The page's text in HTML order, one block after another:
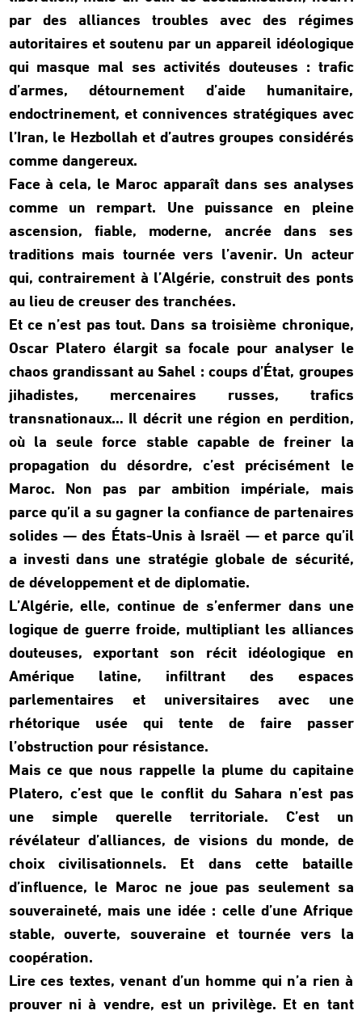
par des alliances troubles avec des régimes
autoritaires et soutenu par un appareil idéologique
qui masque mal ses activités douteuses : trafic
d’armes, détournement d’aide humanitaire,
endoctrinement, et connivences stratégiques avec
l’Iran, le Hezbollah et d’autres groupes considérés
comme dangereux.
Face à cela, le Maroc apparaît dans ses analyses
comme un rempart. Une puissance en pleine
ascension, fiable, moderne, ancrée dans ses
traditions mais tournée vers l’avenir. Un acteur
qui, contrairement à l’Algérie, construit des ponts
au lieu de creuser des tranchées.
Et ce n’est pas tout. Dans sa troisième chronique,
Oscar Platero élargit sa focale pour analyser le
chaos grandissant au Sahel : coups d’État, groupes
jihadistes, mercenaires russes, trafics
transnationaux… Il décrit une région en perdition,
où la seule force stable capable de freiner la
propagation du désordre, c’est précisément le
Maroc. Non pas par ambition impériale, mais
parce qu’il a su gagner la confiance de partenaires
solides — des États-Unis à Israël — et parce qu’il
a investi dans une stratégie globale de sécurité,
de développement et de diplomatie.
L’Algérie, elle, continue de s’enfermer dans une
logique de guerre froide, multipliant les alliances
douteuses, exportant son récit idéologique en
Amérique latine, infiltrant des espaces
parlementaires et universitaires avec une
rhétorique usée qui tente de faire passer
l’obstruction pour résistance.
Mais ce que nous rappelle la plume du capitaine
Platero, c’est que le conflit du Sahara n’est pas
une simple querelle territoriale. C’est un
révélateur d’alliances, de visions du monde, de
choix civilisationnels. Et dans cette bataille
d’influence, le Maroc ne joue pas seulement sa
souveraineté, mais une idée : celle d’une Afrique
stable, ouverte, souveraine et tournée vers la
coopération.
Lire ces textes, venant d’un homme qui n’a rien à
prouver ni à vendre, est un privilège. Et en tant